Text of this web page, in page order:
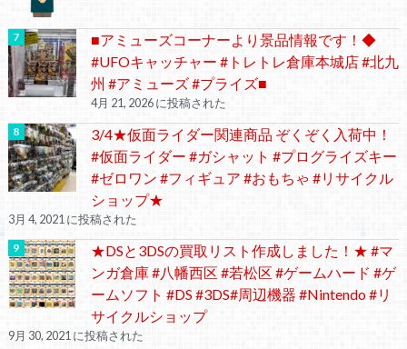
■アミューズコーナーより景品情報です！◆
#UFOキャッチャー #トレトレ倉庫本城店 #北九
州 #アミューズ #プライズ■
4月 21, 2026 に投稿された
3/4★仮面ライダー関連商品 ぞくぞく入荷中！
#仮面ライダー #ガシャット #プログライズキー
#ゼロワン #フィギュア #おもちゃ #リサイクル
ショップ★
3月 4, 2021 に投稿された
★DSと3DSの買取リスト作成しました！★ #マ
ンガ倉庫 #八幡西区 #若松区 #ゲームハード #ゲ
ームソフト #DS #3DS#周辺機器 #Nintendo #リ
サイクルショップ
9月 30, 2021 に投稿された